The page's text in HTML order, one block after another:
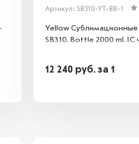
Артикул: SB310-YT-BB-1
Yellow Сублимационные
SB310. Bottle 2000 ml. IC
12 240 руб.за 1